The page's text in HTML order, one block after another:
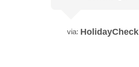
via: HolidayCheck